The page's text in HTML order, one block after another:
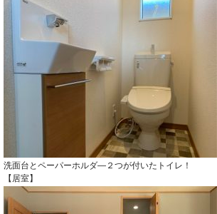
洗面台とペーパーホルダ―２つが付いたトイレ！
【居室】